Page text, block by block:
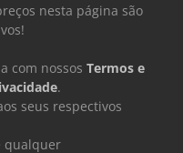
nesta página são
com nossos Termos e
.
seus respectivos
qualquer